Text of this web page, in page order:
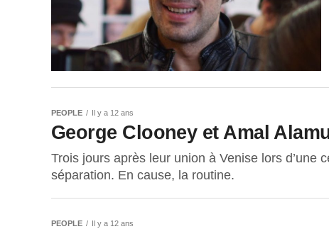
PEOPLE Il y a 12 ans
George Clooney et Amal
Trois jours après leur union à Venise lors d’une
séparation. En cause, la routine.
PEOPLE Il y a 12 ans